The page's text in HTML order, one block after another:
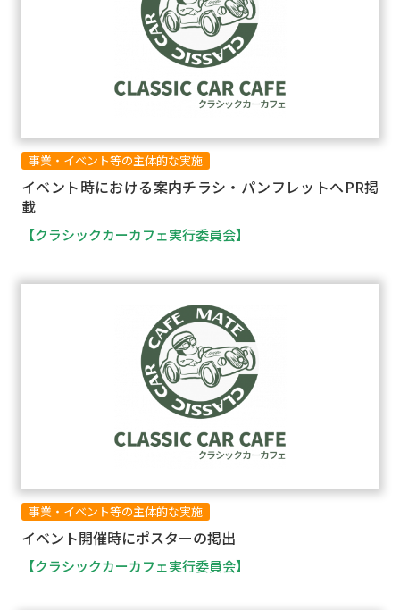
事業・イベント等の主体的な実施
イベント時における案内チラシ・パンフレットへPR掲
載
【クラシックカーカフェ実行委員会】
事業・イベント等の主体的な実施
イベント開催時にポスターの掲出
【クラシックカーカフェ実行委員会】